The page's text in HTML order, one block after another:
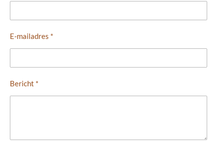
E-mailadres *
Bericht *